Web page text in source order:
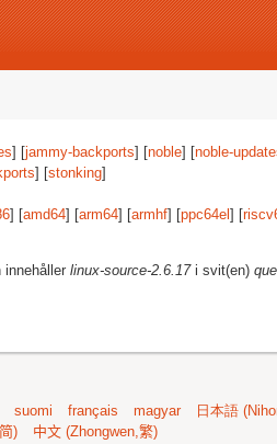
] [jammy-backports] [noble] [noble-
] [stonking]
] [amd64] [arm64] [armhf] [ppc64el ] [
innehåller linux-source-2.6.17i svit(en)
suomi français magyar 日本語
) 中文 (Zhongwen,繁)